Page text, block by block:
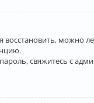
восстановить, можно
свяжитесь с